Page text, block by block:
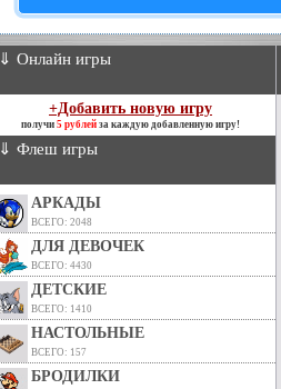
⇓ Онлайн игры
+Добавить новую игру
получи 5 рублей за каждую добавленную игру!
⇓ Флеш игры
АРКАДЫ
ВСЕГО: 2048
ДЛЯ ДЕВОЧЕК
ВСЕГО: 4430
ДЕТСКИЕ
ВСЕГО: 1410
НАСТОЛЬНЫЕ
ВСЕГО: 157
БРОДИЛКИ